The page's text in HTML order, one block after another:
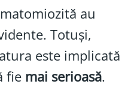
au
Totuși,
este implicată
fie mai serioasă.